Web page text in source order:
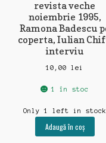
revista veche
noiembrie 1995,
Ramona Badescu
coperta, Iulian
interviu
10,00lei
1 în stoc
Only 1 left in stock
Adaugă în coș